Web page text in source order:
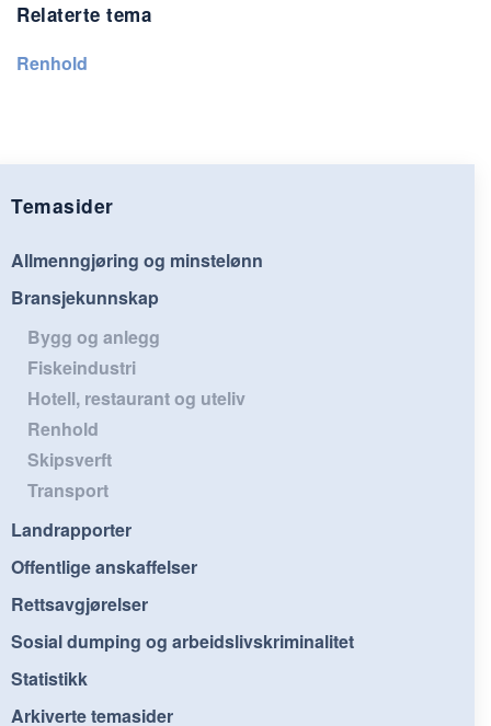
Relaterte tema
Renhold
Temasider
Allmenngjøring og minstelønn
Bransjekunnskap
Bygg og anlegg
Fiskeindustri
Hotell, restaurant og uteliv
Renhold
Skipsverft
Transport
Landrapporter
Offentlige anskaffelser
Rettsavgjørelser
Sosial dumping og arbeidslivskriminalitet
Statistikk
Arkiverte temasider